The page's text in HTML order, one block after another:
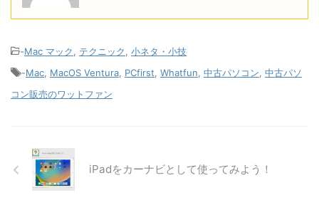
-Mac マック, テクニック, 小ネタ・小技
-Mac, MacOS Ventura, PCfirst, Whatfun, 中古パソコン, 中古パソ
コン販売のワットファン
iPadをカーナビとして使ってみよう！